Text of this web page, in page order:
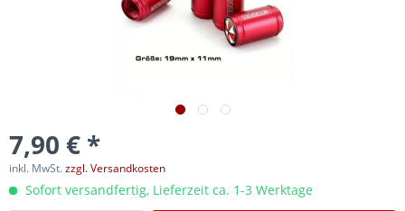
7,90 € *
inkl. MwSt.zzgl. Versandkosten
Sofort versandfertig, Lieferzeit ca. 1-3 Werktage